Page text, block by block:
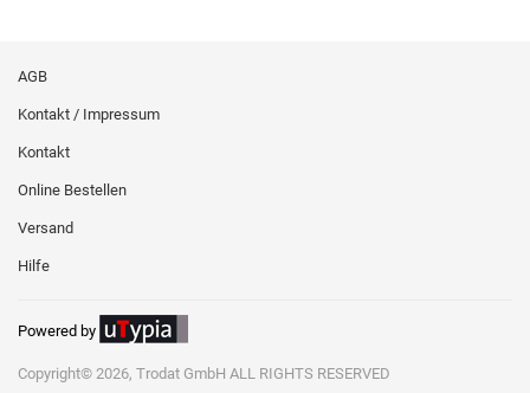
AGB
Kontakt / Impressum
Kontakt
Online Bestellen
Versand
Hilfe
Powered by
Copyright© 2026, Trodat GmbH ALL RIGHTS RESERVED